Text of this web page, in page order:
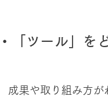
・「ツール」を
成果や取り組み方が